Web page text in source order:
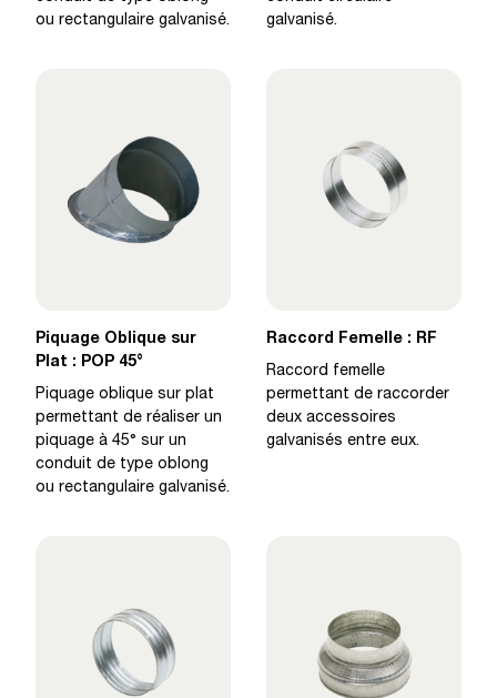
ou rectangulaire galvanisé.
galvanisé.
Piquage Oblique sur
Plat : POP 45°
Piquage oblique sur plat
permettant de réaliser un
piquage à 45° sur un
conduit de type oblong
ou rectangulaire galvanisé.
Raccord Femelle : RF
Raccord femelle
permettant de raccorder
deux accessoires
galvanisés entre eux.